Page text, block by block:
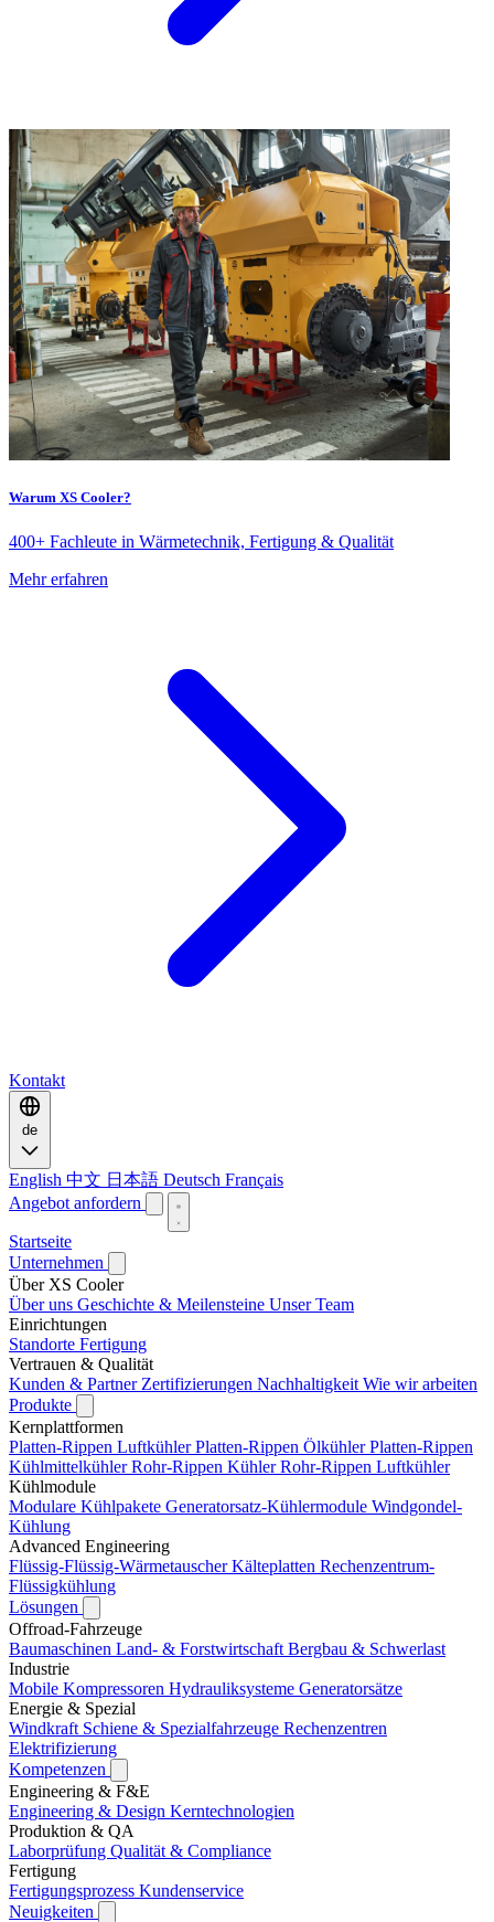
Warum XS Cooler?
400+ Fachleute in Wärmetechnik, Fertigung & Qualität
Mehr erfahren
Kontakt
de
English 中文 日本語 Deutsch Français
Angebot anfordern
Startseite
Unternehmen
Über XS Cooler
Über uns Geschichte & Meilensteine Unser Team
Einrichtungen
Standorte Fertigung
Vertrauen & Qualität
Kunden & Partner Zertifizierungen Nachhaltigkeit Wie wir arbeiten
Produkte
Kernplattformen
Platten-Rippen LuftkühlerPlatten-Rippen ÖlkühlerPlatten-Rippen
KühlmittelkühlerRohr-Rippen KühlerRohr-Rippen Luftkühler
Kühlmodule
Modulare Kühlpakete Generatorsatz-Kühlermodule Windgondel-
Kühlung
Advanced Engineering
Flüssig-Flüssig-WärmetauscherKälteplatten Rechenzentrum-
Flüssigkühlung
Lösungen
Offroad-Fahrzeuge
Baumaschinen Land- & Forstwirtschaft Bergbau & Schwerlast
Industrie
Mobile Kompressoren Hydrauliksysteme Generatorsätze
Energie & Spezial
Windkraft Schiene & Spezialfahrzeuge Rechenzentren
Elektrifizierung
Kompetenzen
Engineering & F&E
Engineering & Design Kerntechnologien
Produktion & QA
Laborprüfung Qualität & Compliance
Fertigung
Fertigungsprozess Kundenservice
Neuigkeiten